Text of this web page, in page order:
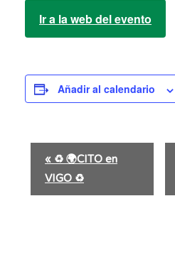
Ir a la web del evento
Añadir al calendario
N
« ♻️ 🌍CITO en
VIGO ♻️